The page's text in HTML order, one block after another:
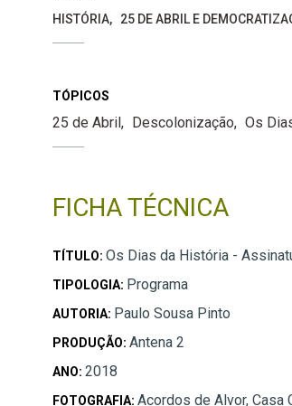
HISTÓRIA
25 DE ABRIL E
TÓPICOS
25 de Abril Descolonização Os
FICHA TÉCNICA
TÍTULO: Os Dias da História -
TIPOLOGIA: Programa
AUTORIA: Paulo Sousa Pinto
PRODUÇÃO: Antena 2
ANO: 2018
FOTOGRAFIA: Acordos de Alvor, Casa